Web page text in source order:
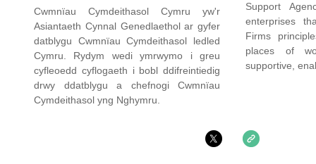
Cwmnïau Cymdeithasol Cymru yw'r
Asiantaeth Cynnal Genedlaethol ar gyfer
datblygu Cwmnïau Cymdeithasol ledled
Cymru. Rydym wedi ymrwymo i greu
cyfleoedd cyflogaeth i bobl ddifreintiedig
drwy ddatblygu a chefnogi Cwmnïau
Cymdeithasol yng Nghymru.
Support
enterprises
Firms
places of
supportive,